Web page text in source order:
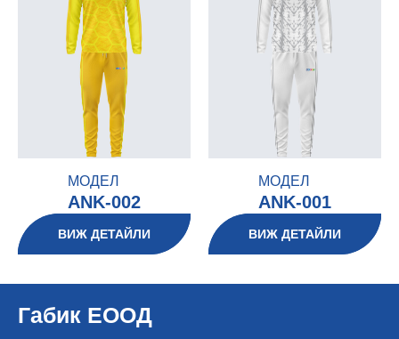
МОДЕЛ
ANK-002
ВИЖ ДЕТАЙЛИ
МОДЕЛ
ANK-001
ВИЖ ДЕТАЙЛИ
Габик ЕООД